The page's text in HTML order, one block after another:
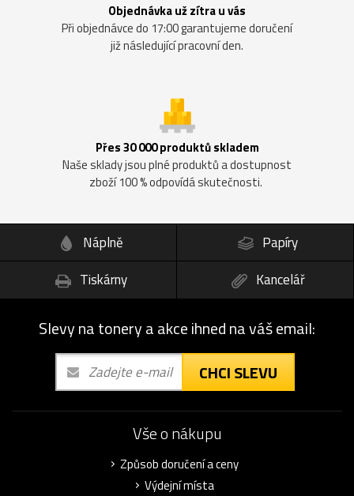
Objednávka už zítra u vás
Při objednávce do 17:00 garantujeme doručení
již následující pracovní den.
Přes 30 000 produktů skladem
Naše sklady jsou plné produktů a dostupnost
zboží 100 % odpovídá skutečnosti.
Náplně
Papíry
Tiskárny
Kancelář
Slevy na tonery a akce ihned na váš email:
CHCI SLEVU
Vše o nákupu
Způsob doručení a ceny
Výdejní místa